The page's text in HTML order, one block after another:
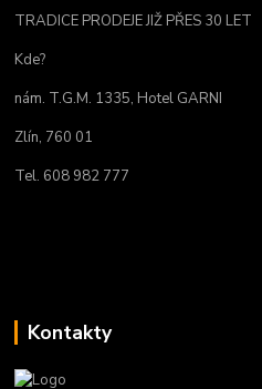
TRADICE PRODEJE JIŽ PŘES 30 LET
Kde?
nám. T.G.M. 1335, Hotel GARNI
Zlín, 760 01
Tel. 608 982 777
Kontakty